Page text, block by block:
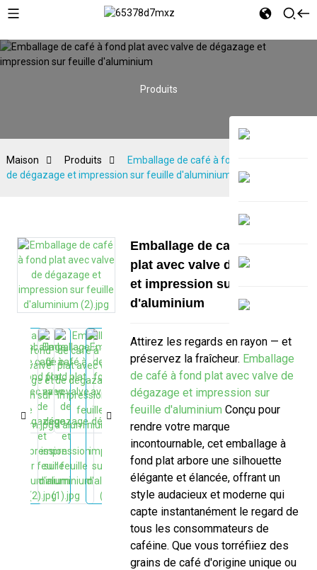
Produits
Maison Produits
Emballage de café à fond plat avec valve
de dégazage et impression sur feuille d'aluminium
Emballage de café à fond
plat avec valve de dégazage
et impression sur feuille
d'aluminium
Attirez les regards en rayon — et
préservez la fraîcheur. Emballage
de café à fond plat avec valve de
dégazage et impression sur
feuille d'aluminium Conçu pour
rendre votre marque
incontournable, cet emballage à
fond plat arbore une silhouette
élégante et élancée, offrant un
style audacieux et moderne qui
capte instantanément le regard de
tous les consommateurs de
caféine. Que vous torréfiiez des
grains de café d'origine unique ou